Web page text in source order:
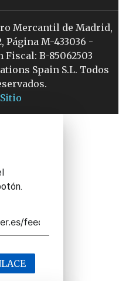
Mercantil de Madrid,
Página M-433036 -
B-85062503
Spain S.L. Todos